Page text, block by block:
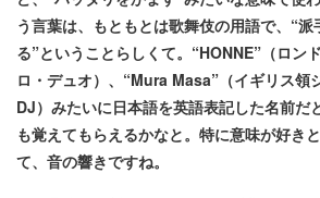
う言葉は、もともとは歌舞伎の用語で、“派
る”ということらしくて。“HONNE”（ロン
ロ・デュオ）、“Mura Masa”（イギリス領
DJ）みたいに日本語を英語表記した名前だ
も覚えてもらえるかなと。特に意味が好き
て、音の響きですね。